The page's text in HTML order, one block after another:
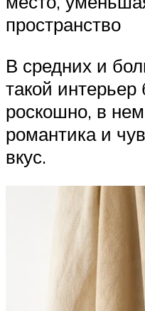
пространство
В средних и
такой интерьер
роскошно, в
романтика и
вкус.